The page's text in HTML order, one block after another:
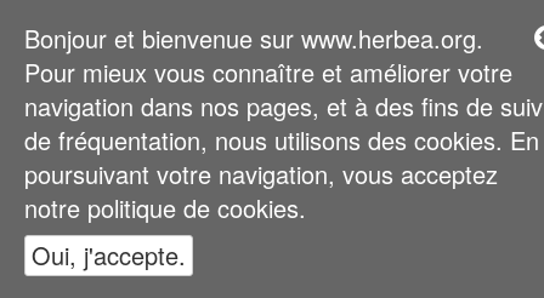
Bonjour et bienvenue sur www.herbea.org.
Pour mieux vous connaître et améliorer votre
navigation dans nos pages, et à des fins de
de fréquentation, nous utilisons des cookies. En
poursuivant votre navigation, vous acceptez
notre politique de cookies.
Oui, j'accepte.